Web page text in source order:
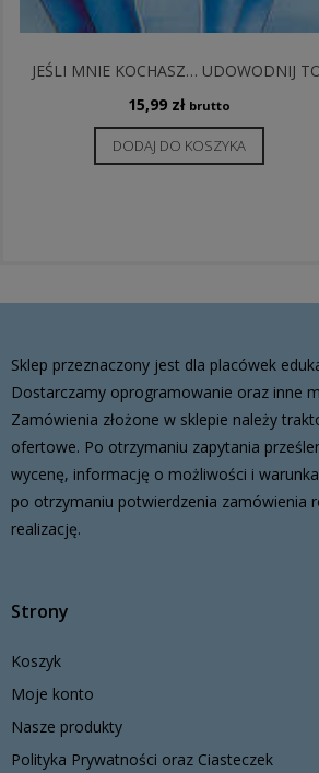
JEŚLI MNIE KOCHASZ… UDOWODNIJ
15,99 zł brutto
DODAJ DO KOSZYKA
Sklep przeznaczony jest dla placówek
Dostarczamy oprogramowanie oraz inne
Zamówienia złożone w sklepie należy
ofertowe. Po otrzymaniu zapytania
wycenę, informację o możliwości i
po otrzymaniu potwierdzenia zamówienia
realizację.
Strony
Koszyk
Moje konto
Nasze produkty
Polityka Prywatności oraz Ciasteczek